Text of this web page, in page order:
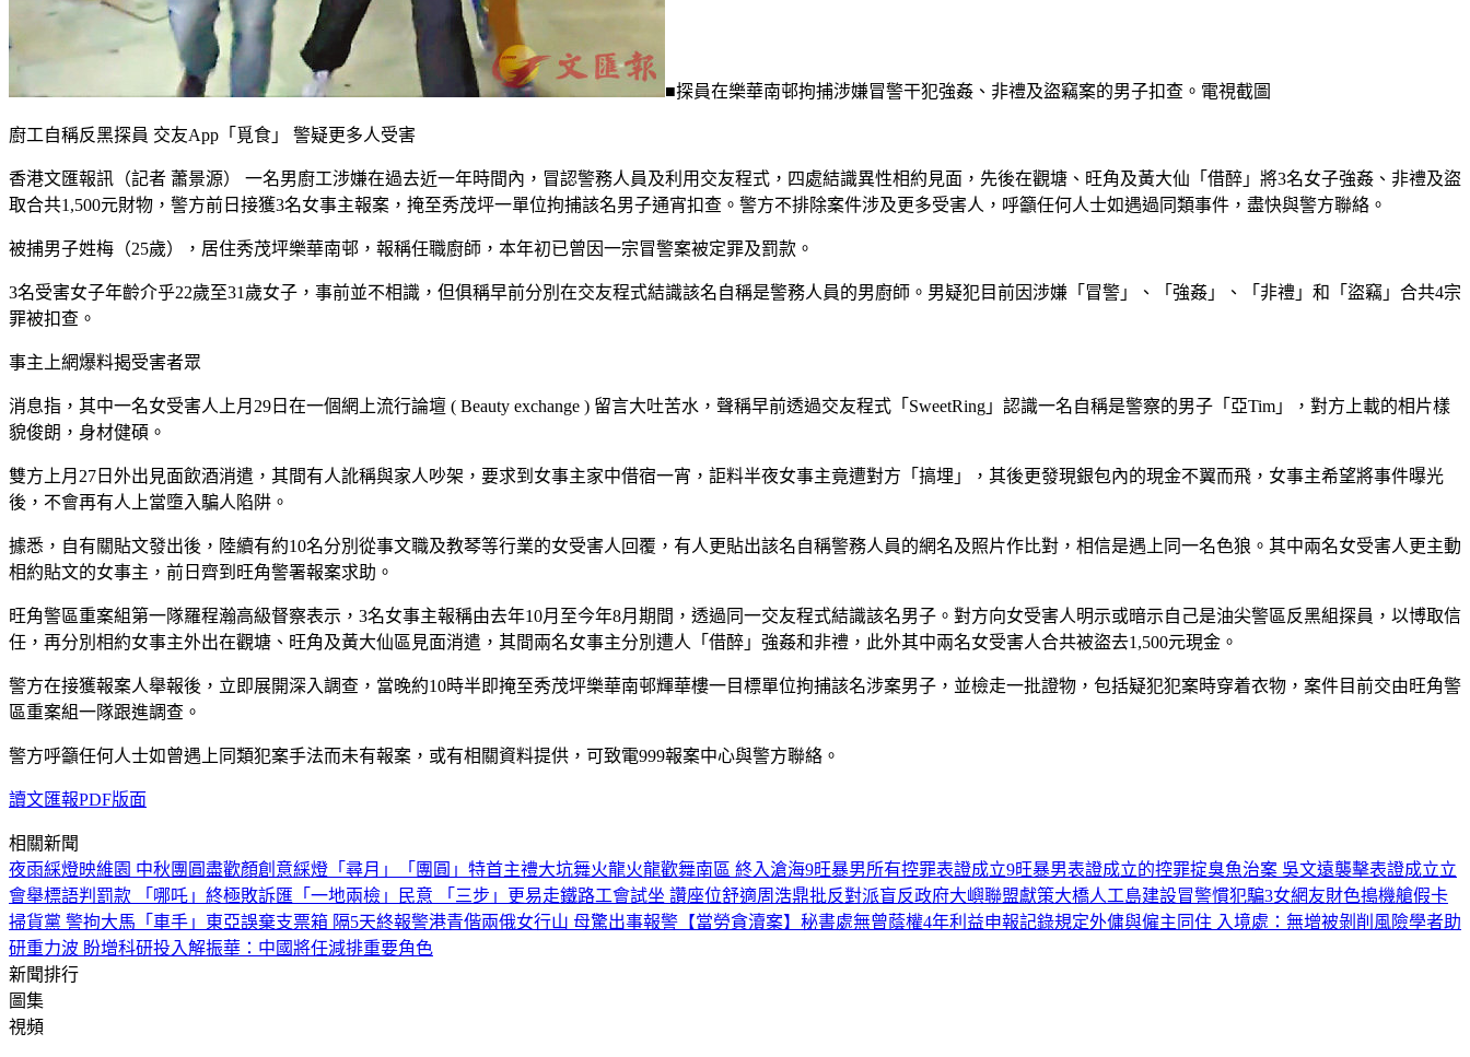
■探員在樂華南邨拘捕涉嫌冒警干犯強姦、非禮及盜竊案的男子扣查。電視截圖
廚工自稱反黑探員 交友App「覓食」 警疑更多人受害
香港文匯報訊（記者 蕭景源） 一名男廚工涉嫌在過去近一年時間內，冒認警務人員及利用交友程式，四處結識異性相約見面，先後在觀塘、旺角及黃大仙「借醉」將3名女子強姦、非禮及盜
取合共1,500元財物，警方前日接獲3名女事主報案，掩至秀茂坪一單位拘捕該名男子通宵扣查。警方不排除案件涉及更多受害人，呼籲任何人士如遇過同類事件，盡快與警方聯絡。
被捕男子姓梅（25歲），居住秀茂坪樂華南邨，報稱任職廚師，本年初已曾因一宗冒警案被定罪及罰款。
3名受害女子年齡介乎22歲至31歲女子，事前並不相識，但俱稱早前分別在交友程式結識該名自稱是警務人員的男廚師。男疑犯目前因涉嫌「冒警」、「強姦」、「非禮」和「盜竊」合共4宗
罪被扣查。
事主上網爆料揭受害者眾
消息指，其中一名女受害人上月29日在一個網上流行論壇 ( Beauty exchange ) 留言大吐苦水，聲稱早前透過交友程式「SweetRing」認識一名自稱是警察的男子「亞Tim」，對方上載的相片樣
貌俊朗，身材健碩。
雙方上月27日外出見面飲酒消遣，其間有人訛稱與家人吵架，要求到女事主家中借宿一宵，詎料半夜女事主竟遭對方「搞埋」，其後更發現銀包內的現金不翼而飛，女事主希望將事件曝光
後，不會再有人上當墮入騙人陷阱。
據悉，自有關貼文發出後，陸續有約10名分別從事文職及教琴等行業的女受害人回覆，有人更貼出該名自稱警務人員的網名及照片作比對，相信是遇上同一名色狼。其中兩名女受害人更主動
相約貼文的女事主，前日齊到旺角警署報案求助。
旺角警區重案組第一隊羅程瀚高級督察表示，3名女事主報稱由去年10月至今年8月期間，透過同一交友程式結識該名男子。對方向女受害人明示或暗示自己是油尖警區反黑組探員，以博取信
任，再分別相約女事主外出在觀塘、旺角及黃大仙區見面消遣，其間兩名女事主分別遭人「借醉」強姦和非禮，此外其中兩名女受害人合共被盜去1,500元現金。
警方在接獲報案人舉報後，立即展開深入調查，當晚約10時半即掩至秀茂坪樂華南邨輝華樓一目標單位拘捕該名涉案男子，並檢走一批證物，包括疑犯犯案時穿着衣物，案件目前交由旺角警
區重案組一隊跟進調查。
警方呼籲任何人士如曾遇上同類犯案手法而未有報案，或有相關資料提供，可致電999報案中心與警方聯絡。
讀文匯報PDF版面
相關新聞
夜雨綵燈映維園 中秋團圓盡歡顏創意綵燈「尋月」「團圓」 特首主禮大坑舞火龍火龍歡舞南區 終入滄海9旺暴男所有控罪表證成立9旺暴男表證成立的控罪掟臭魚治案 吳文遠襲擊表證成立立
會舉標語判罰款 「哪吒」終極敗訴匯「一地兩檢」民意 「三步」更易走鐵路工會試坐 讚座位舒適周浩鼎批反對派盲反政府大嶼聯盟獻策大橋人工島建設冒警慣犯騙3女網友財色搗機艙假卡
掃貨黨 警拘大馬「車手」 東亞誤棄支票箱 隔5天終報警港青偕兩俄女行山 母驚出事報警 【當勞貪瀆案】秘書處無曾蔭權4年利益申報記錄規定外傭與僱主同住 入境處：無增被剝削風險學者助
研重力波 盼增科研投入解振華：中國將任減排重要角色
新聞排行
圖集
視頻